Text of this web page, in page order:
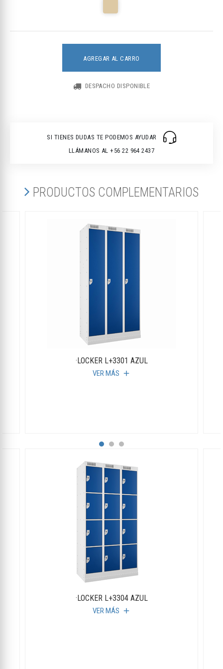
AGREGAR AL CARRO
DESPACHO DISPONIBLE
SI TIENES DUDAS TE PODEMOS AYUDAR
LLÁMANOS AL +56 22 964 2437
PRODUCTOS COMPLEMENTARIOS
·LOCKER L+3301 AZUL
VER MÁS add
·LOCKER L+3304 AZUL
VER MÁS add